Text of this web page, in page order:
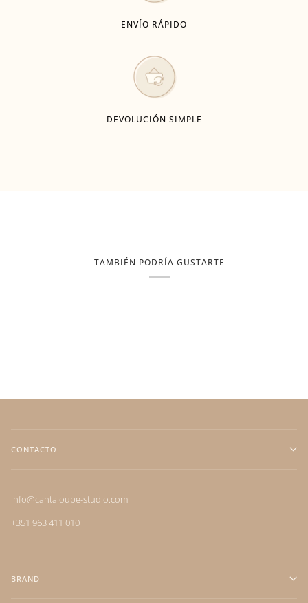
ENVÍO RÁPIDO
DEVOLUCIÓN SIMPLE
TAMBIÉN PODRÍA GUSTARTE
CONTACTO
info@cantaloupe-studio.com
+351 963 411 010
BRAND